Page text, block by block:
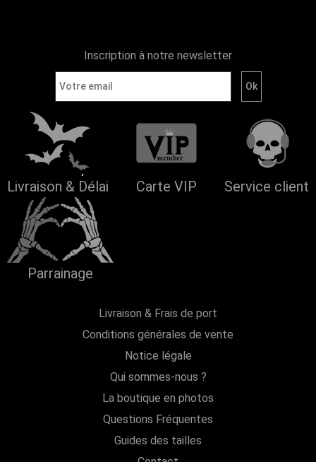
Inscription à notre newsletter
Livraison & Délai Carte VIP Service client
Parrainage
Livraison & Frais de port
Conditions générales de vente
Notice légale
Qui sommes-nous ?
La boutique en photos
Questions Fréquentes
Guides des tailles